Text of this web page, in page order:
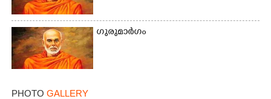
ഗുരുമാർഗം
PHOTO GALLERY